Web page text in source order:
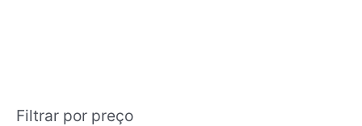
Filtrar por preço